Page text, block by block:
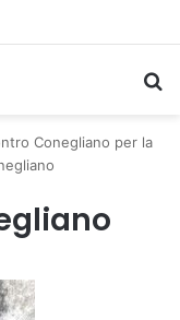
Conegliano per la